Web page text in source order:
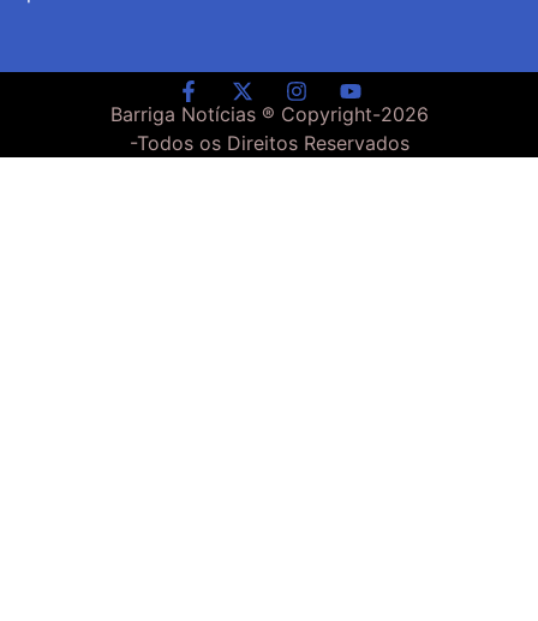
Barriga Notícias ® Copyright-2026
-Todos os Direitos Reservados